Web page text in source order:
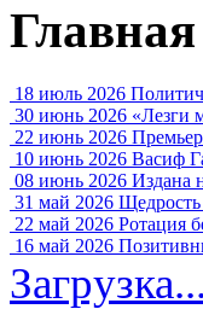
18 июль 2026
30 июнь 2026 «Лезги
22 июнь 2026
10 июнь 2026 Васиф
08 июнь 2026 Издана
31 май 2026 Щедрость
22 май 2026 Ротация
16 май 2026
Загрузка...